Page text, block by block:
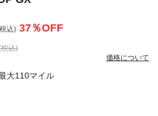
大110マイル
込)
込) 37％OFF
価格について